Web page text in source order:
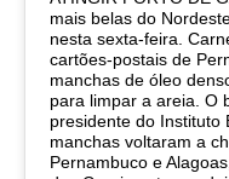
mais belas do
nesta sexta-feira.
cartões-postais de
manchas de óleo
para limpar a areia. O
presidente do Instituto
manchas voltaram a
Pernambuco e